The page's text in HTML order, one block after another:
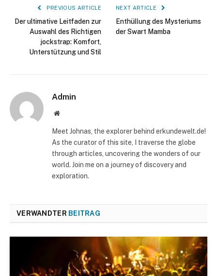
PREVIOUS ARTICLE
Der ultimative Leitfaden zur
Auswahl des Richtigen
jockstrap: Komfort,
Unterstützung und Stil
NEXT ARTICLE
Enthüllung des Mysteriums
der Swart Mamba
Admin
Website
Meet Johnas, the explorer behind erkundewelt.de!
As the curator of this site, I traverse the globe
through articles, uncovering the wonders of our
world. Join me on a journey of discovery and
exploration.
VERWANDTER BEITRAG